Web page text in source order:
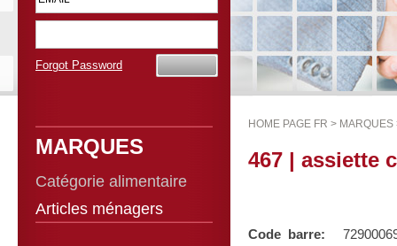
Forgot Password
MARQUES
Catégorie alimentaire
Articles ménagers
HOME PAGE FR > MARQUES
467 | assiette
Code barre: